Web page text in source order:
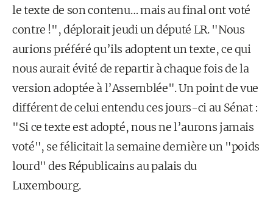
le texte de son contenu… mais au final ont voté
contre !", déplorait jeudi un député LR. "Nous
aurions préféré qu’ils adoptent un texte, ce qui
nous aurait évité de repartir à chaque fois de la
version adoptée à l’Assemblée". Un point de vue
différent de celui entendu ces jours-ci au Sénat :
"Si ce texte est adopté, nous ne l’aurons jamais
voté", se félicitait la semaine dernière un "poids
lourd" des Républicains au palais du
Luxembourg.